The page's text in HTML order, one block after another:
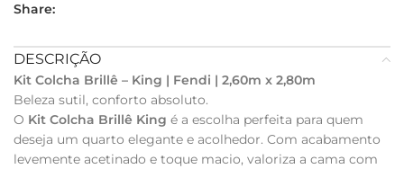
Share:
DESCRIÇÃO
Kit Colcha Brillê – King | Fendi | 2,60m x 2,80m
Beleza sutil, conforto absoluto.
O Kit Colcha Brillê King é a escolha perfeita para quem
deseja um quarto elegante e acolhedor. Com acabamento
levemente acetinado e toque macio, valoriza a cama com